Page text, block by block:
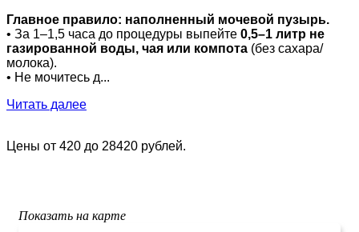
Главное правило: наполненный мочевой пузырь.
• За 1–1,5 часа до процедуры выпейте 0,5–1 литр не
газированной воды, чая или компота (без сахара/
молока).
• Не мочитесь д...
Читать далее
Цены от 420 до 28420 рублей.
Показать на карте